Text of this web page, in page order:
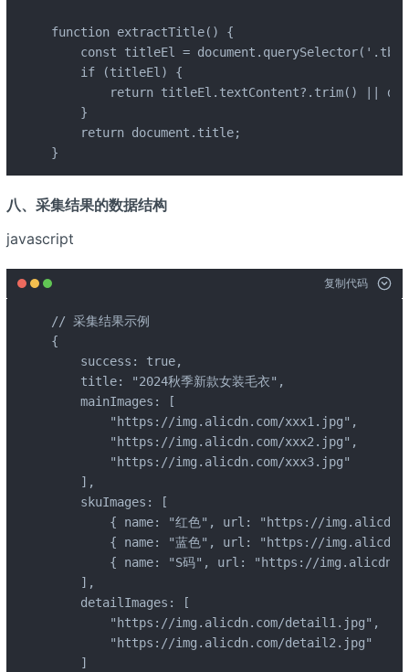
function extractTitle() {
const titleEl =
    if (titleEl) {
return titleEl.textContent?.trim() ||
    }
    return document.title;
}
八、采集结果的数据结构
javascript
复制代码
// 采集结果示例
{
    success: true,
    title: "2024秋季新款女装毛衣",
    mainImages: [
        "https://img.alicdn.com/xxx1.jpg",
        "https://img.alicdn.com/xxx2.jpg",
        "https://img.alicdn.com/xxx3.jpg"
    ],
    skuImages: [
{ name: "红色", url: "https://
{ name: "蓝色", url: "https://
{ name: "S码", url: "https://
    ],
    detailImages: [
        "https://img.alicdn.com/detail1.jpg",
        "https://img.alicdn.com/detail2.jpg"
    ]